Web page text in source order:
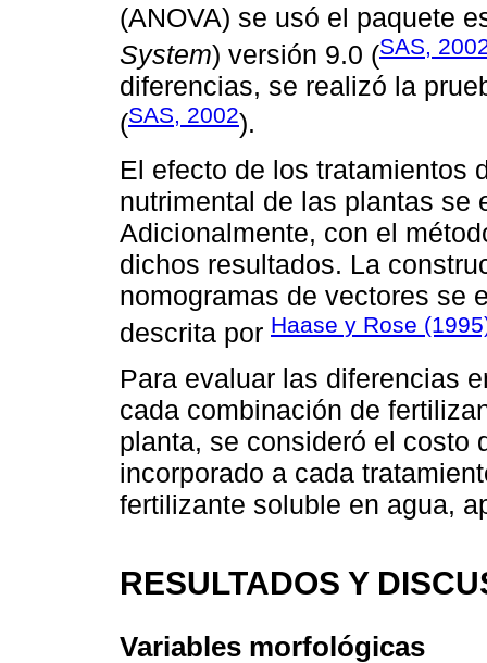
(ANOVA) se usó el paquete
System) versión 9.0 (SAS,
diferencias, se realizó la
(SAS, 2002).
El efecto de los tratamientos
nutrimental de las plantas se
Adicionalmente, con el
dichos resultados. La
nomogramas de vectores se
descrita por Haase y Rose
Para evaluar las diferencias
cada combinación de
planta, se consideró el costo
incorporado a cada
fertilizante soluble en agua,
RESULTADOS Y
Variables morfológicas